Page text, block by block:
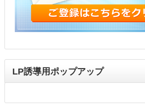
LP誘導用ポップアップ